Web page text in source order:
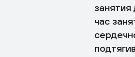
занятия
час